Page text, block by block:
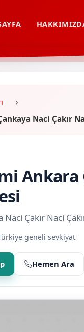
Naci Çakır
Ankara
Çakır Naci
geneli sevkiyat
Hemen Ara